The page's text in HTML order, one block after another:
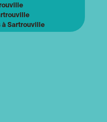
à Sartrouville